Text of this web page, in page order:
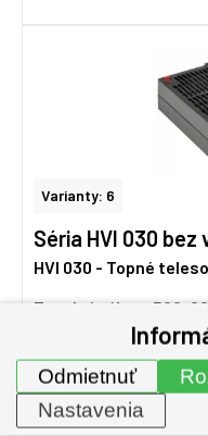
Varianty: 6
Séria HVI 030
HVI 030 - Topné
Tepelný výkon: 500,
Odporové vyhrievacie
na DIN lištu alebo
169×127×45 mm
Napätie:120 V, 230 V
Odmietnuť
Nastavenia